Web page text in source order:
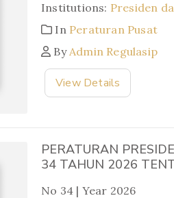
Institutions: Presiden
In Peraturan Pusat
ByAdmin Regulasip
View Details
PERATURAN
34 TAHUN 2026
No 34 | Year 2026